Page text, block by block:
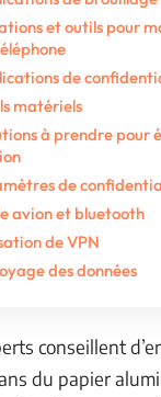
et outils pour
de
matériels
à prendre pour
de
avion et bluetooth
de VPN
des données
conseillent
du papier